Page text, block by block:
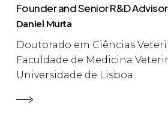
Founder and Senior R&D Advisor
Daniel Murta
Doutorado em Ciências
Faculdade de Medicina
Universidade de Lisboa